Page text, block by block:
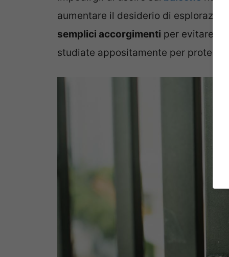
aumentare il desiderio di
semplici accorgimenti per evitare
studiate appositamente per